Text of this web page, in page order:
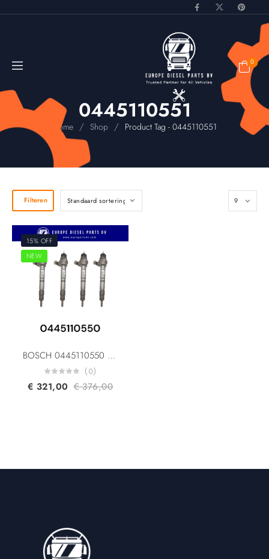
0
0445110551
Home / Shop / Product Tag - 0445110551
Filteren
15% OFF
NEW
BOSCH 0445110550 0445110551 03L130277P For Volkswagen Crafter 30/35/50 Diesel Fuel Injector
(0)
€ 321,00 €376,00